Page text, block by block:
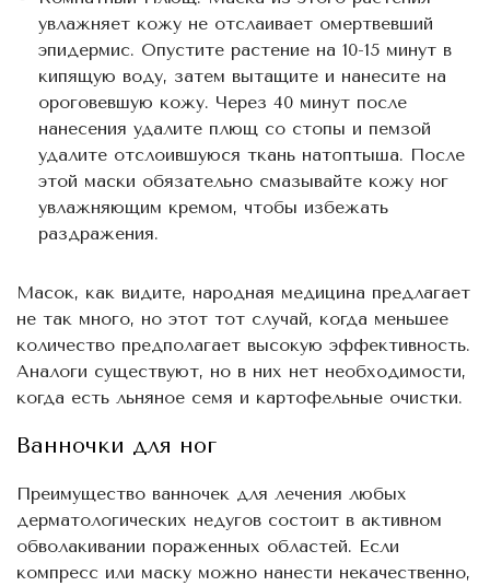
увлажняет кожу не отслаивает омертвевший
эпидермис. Опустите растение на 10-15 минут в
кипящую воду, затем вытащите и нанесите на
ороговевшую кожу. Через 40 минут после
нанесения удалите плющ со стопы и пемзой
удалите отслоившуюся ткань натоптыша. После
этой маски обязательно смазывайте кожу ног
увлажняющим кремом, чтобы избежать
раздражения.
Масок, как видите, народная медицина предлагает
не так много, но этот тот случай, когда меньшее
количество предполагает высокую эффективность.
Аналоги существуют, но в них нет необходимости,
когда есть льняное семя и картофельные очистки.
Ванночки для ног
Преимущество ванночек для лечения любых
дерматологических недугов состоит в активном
обволакивании пораженных областей. Если
компресс или маску можно нанести некачественно,